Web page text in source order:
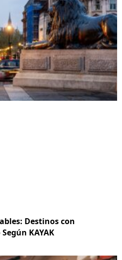
Destinos con
KAYAK